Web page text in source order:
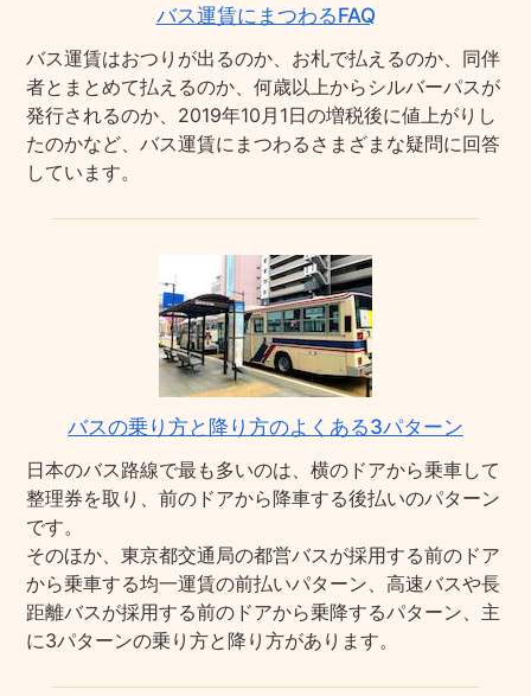
バス運賃にまつわるFAQ
バス運賃はおつりが出るのか、お札で払えるのか、同伴
者とまとめて払えるのか、何歳以上からシルバーパスが
発行されるのか、2019年10月1日の増税後に値上がりし
たのかなど、バス運賃にまつわるさまざまな疑問に回答
しています。
バスの乗り方と降り方のよくある3パターン
日本のバス路線で最も多いのは、横のドアから乗車して
整理券を取り、前のドアから降車する後払いのパターン
です。
そのほか、東京都交通局の都営バスが採用する前のドア
から乗車する均一運賃の前払いパターン、高速バスや長
距離バスが採用する前のドアから乗降するパターン、主
に3パターンの乗り方と降り方があります。